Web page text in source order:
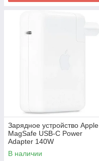
Зарядное устройство Apple
MagSafe USB-C Power
Adapter 140W
В наличии